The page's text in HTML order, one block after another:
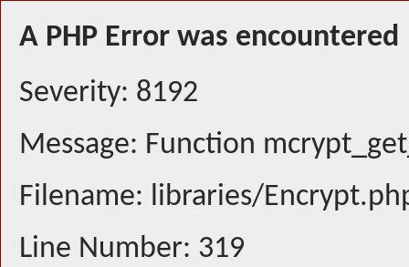
A PHP Error was encountered
Severity: 8192
Message: Function
Filename: libraries/
Line Number: 319